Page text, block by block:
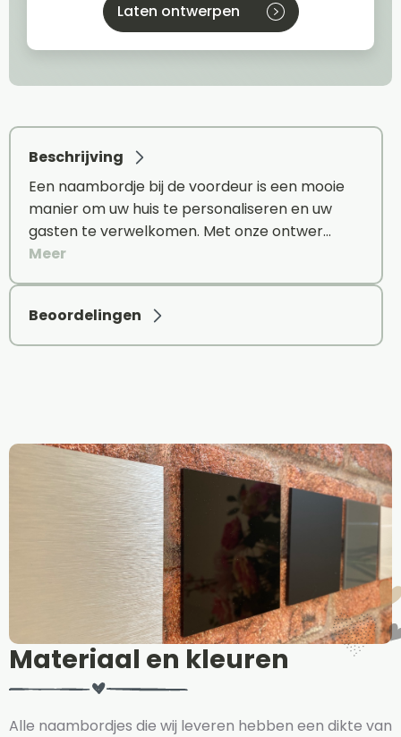
Laten ontwerpen
Beschrijving
Een naambordje bij de voordeur is een mooie
manier om uw huis te personaliseren en uw
gasten te verwelkomen. Met onze ontwer…
Meer
Beoordelingen
Materiaal en kleuren
Alle naambordjes die wij leveren hebben een dikte van